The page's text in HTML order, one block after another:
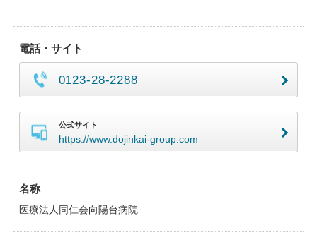
電話・サイト
0123-28-2288
公式サイト
https://www.dojinkai-group.com
名称
医療法人同仁会向陽台病院